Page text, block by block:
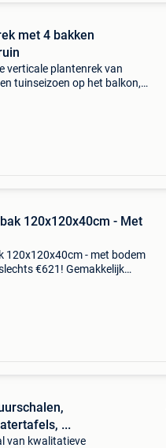
met 4 bakken
verticale plantenrek van
tuinseizoen op het balkon,
120x120x40cm - Met
120x120x40cm - met bodem
€621! Gemakkelijk
...
van kwalitatieve